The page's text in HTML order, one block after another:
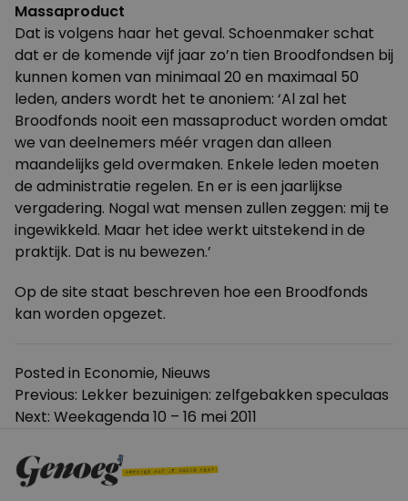
Massaproduct
Dat is volgens haar het geval. Schoenmaker schat
dat er de komende vijf jaar zo’n tien Broodfondsen bij
kunnen komen van minimaal 20 en maximaal 50
leden, anders wordt het te anoniem: ‘Al zal het
Broodfonds nooit een massaproduct worden omdat
we van deelnemers méér vragen dan alleen
maandelijks geld overmaken. Enkele leden moeten
de administratie regelen. En er is een jaarlijkse
vergadering. Nogal wat mensen zullen zeggen: mij te
ingewikkeld. Maar het idee werkt uitstekend in de
praktijk. Dat is nu bewezen.’
Op de site staat beschreven hoe een Broodfonds
kan worden opgezet.
Posted in Economie, Nieuws
Bericht
navigatie
Previous: Lekker bezuinigen: zelfgebakken speculaas
Next: Weekagenda 10 – 16 mei 2011